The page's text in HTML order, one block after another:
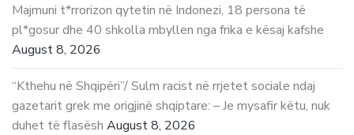
Majmuni t*rrorizon qytetin në Indonezi, 18 persona të
pl*gosur dhe 40 shkolla mbyllen nga frika e kësaj kafshe
August 8, 2026
“Kthehu në Shqipëri”/ Sulm racist në rrjetet sociale ndaj
gazetarit grek me origjinë shqiptare: – Je mysafir këtu, nuk
duhet të flasësh August 8, 2026